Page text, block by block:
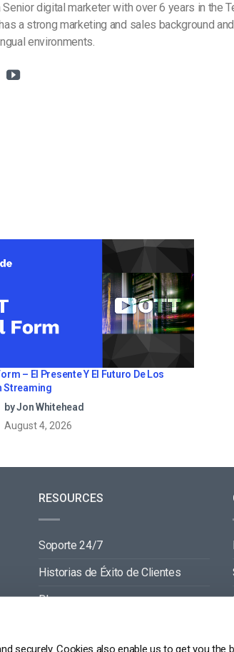
securely. Cookies also enable us to get you the
Senior digital marketer with over 6 years in the
a strong marketing and sales background
environments.
– El Presente Y El Futuro De Los
Streaming
by Jon Whitehead
August 4, 2026
RESOURCES
Soporte 24/7
Historias de Éxito de Clientes
Blog